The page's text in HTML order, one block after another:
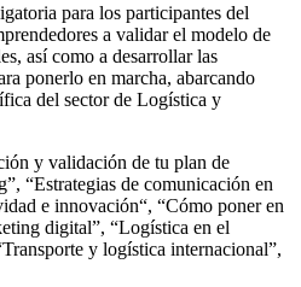
para los participantes del
a validar el modelo de
así como a desarrollar las
ponerlo en marcha, abarcando
del sector de Logística y
y validación de tu plan de
“Estrategias de comunicación en
e innovación“, “Cómo poner en
digital”, “Logística en el
y logística internacional”,